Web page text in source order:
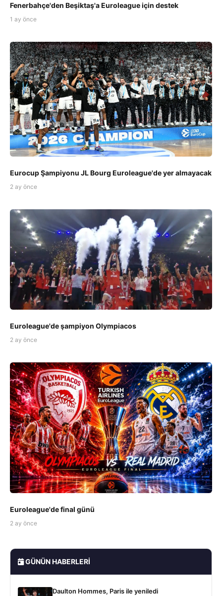
Fenerbahçe'den Beşiktaş'a Euroleague için destek
1 ay önce
Eurocup Şampiyonu JL Bourg Euroleague'de yer almayacak
2 ay önce
Euroleague'de şampiyon Olympiacos
2 ay önce
Euroleague'de final günü
2 ay önce
GÜNÜN HABERLERI
Daulton Hommes, Paris ile yeniledi